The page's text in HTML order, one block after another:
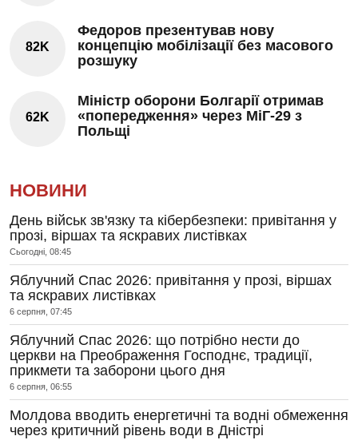
82K
Федоров презентував нову
концепцію мобілізації без масового
розшуку
62K
Міністр оборони Болгарії отримав
«попередження» через МіГ-29 з
Польщі
НОВИНИ
День військ зв'язку та кібербезпеки: привітання у
прозі, віршах та яскравих листівках
Сьогодні, 08:45
Яблучний Спас 2026: привітання у прозі, віршах
та яскравих листівках
6 серпня, 07:45
Яблучний Спас 2026: що потрібно нести до
церкви на Преображення Господнє, традиції,
прикмети та заборони цього дня
6 серпня, 06:55
Молдова вводить енергетичні та водні обмеження
через критичний рівень води в Дністрі